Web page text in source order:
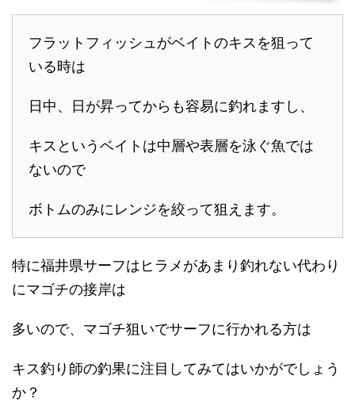
フラットフィッシュがベイトのキスを狙って
いる時は
日中、日が昇ってからも容易に釣れますし、
キスというベイトは中層や表層を泳ぐ魚では
ないので
ボトムのみにレンジを絞って狙えます。
特に福井県サーフはヒラメがあまり釣れない代わり
にマゴチの接岸は
多いので、マゴチ狙いでサーフに行かれる方は
キス釣り師の釣果に注目してみてはいかがでしょう
か？